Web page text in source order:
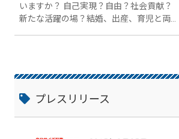
いますか？ 自己実現？自由？社会貢献？
新たな活躍の場？結婚、出産、育児と両立
なかなか一歩が踏み出せないという人も多
くいます。それは、独立起業という言葉が
何かすごいことをするかのように聞こえて
しまうからではないでしょうか？ しか
プレスリリース